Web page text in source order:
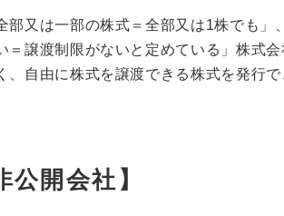
部又は一部の株式＝全部又は1株でも
＝譲渡制限がないと定めている」株式
、自由に株式を譲渡できる株式を発行
公開会社】